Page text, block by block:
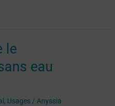
le
eau
, Usages/Anyssia